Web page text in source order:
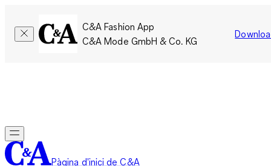
C&A Fashion App
C&A Mode GmbH & Co. KG
Pàgina d'inici de C&A